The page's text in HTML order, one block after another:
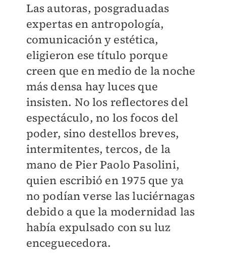
Las autoras, posgraduadas
expertas en antropología,
comunicación y estética,
eligieron ese título porque
creen que en medio de la noche
más densa hay luces que
insisten. No los reflectores del
espectáculo, no los focos del
poder, sino destellos breves,
intermitentes, tercos, de la
mano de Pier Paolo Pasolini,
quien escribió en 1975 que ya
no podían verse las luciérnagas
debido a que la modernidad las
había expulsado con su luz
enceguecedora.